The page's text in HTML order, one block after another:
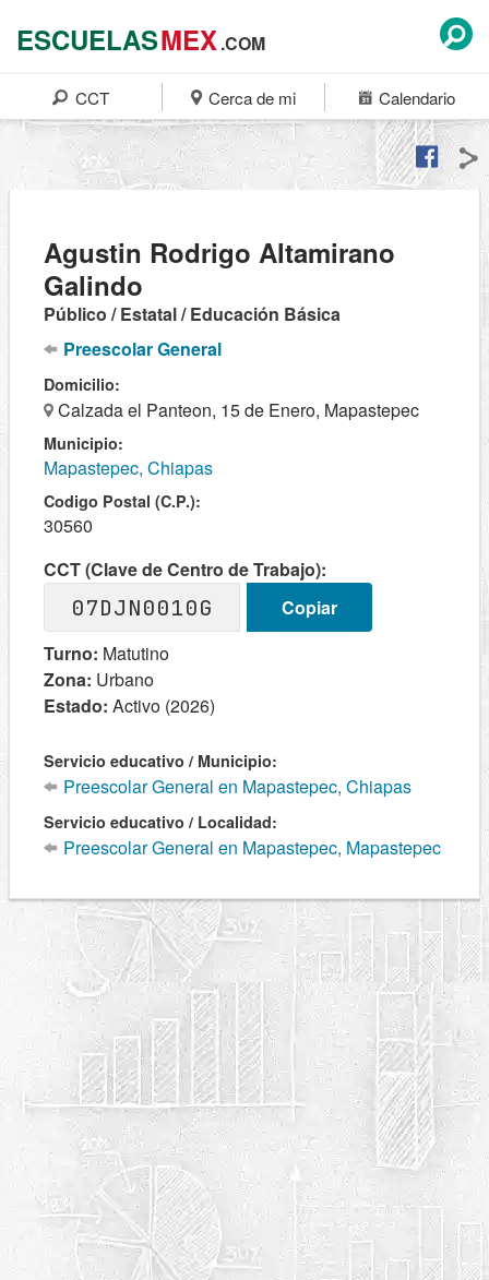
ESCUELASMEX.COM
CCT Cerca de mi Calendario
Agustin Rodrigo Altamirano
Galindo
Público / Estatal / Educación Básica
Preescolar General
Domicilio:
Calzada el Panteon, 15 de Enero, Mapastepec
Municipio:
Mapastepec, Chiapas
Codigo Postal (C.P.):
30560
CCT (Clave de Centro de Trabajo):
07DJN0010G
Copiar
Turno: Matutino
Zona: Urbano
Estado: Activo (2026)
Servicio educativo / Municipio:
Preescolar General en Mapastepec, Chiapas
Servicio educativo / Localidad:
Preescolar General en Mapastepec, Mapastepec